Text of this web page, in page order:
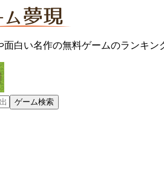
白い名作の無料ゲームのランキン